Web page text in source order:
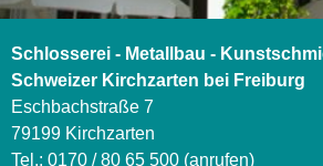
Schlosserei - Metallbau -
Schweizer Kirchzarten bei Freiburg
Eschbachstraße 7
79199 Kirchzarten
Tel.: 0170 / 80 65 500